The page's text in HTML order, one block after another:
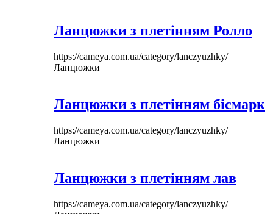
Ланцюжки з плетінням Ролло
https://cameya.com.ua/category/lanczyuzhky/
Ланцюжки
Ланцюжки з плетінням бісмарк
https://cameya.com.ua/category/lanczyuzhky/
Ланцюжки
Ланцюжки з плетінням лав
https://cameya.com.ua/category/lanczyuzhky/